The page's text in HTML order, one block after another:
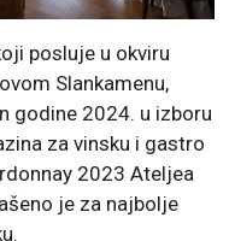
posluje u okviru
Slankamenu,
godine 2024. u izboru
za vinsku i gastro
2023 Ateljea
je za najbolje